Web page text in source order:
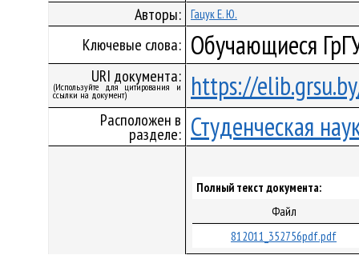
Авторы: Гацук Е. Ю.
Ключевые слова: Обучающиеся
URI документа:
(Используйте для цитирования и
ссылки на документ) https://
Расположен в
разделе: Студенческая
Полный текст документа:
Файл
812011_352756pdf.pdf